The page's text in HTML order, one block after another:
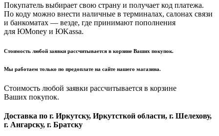
Покупатель выбирает свою страну и получает код платежа.
По коду можно внести наличные в терминалах, салонах связи
и банкоматах — везде, где принимают пополнения
для ЮMoney и ЮKassa.
Стоимость любой заявки рассчитывается в корзине Ваших покупок.
Мы работаем только по предоплате на сайте нашего магазина.
Стоимость любой заявки рассчитывается в корзине
Ваших покупок.
Доставка по г. Иркутску, Иркутсткой области, г. Шелехову,
г. Ангарску, г. Братску